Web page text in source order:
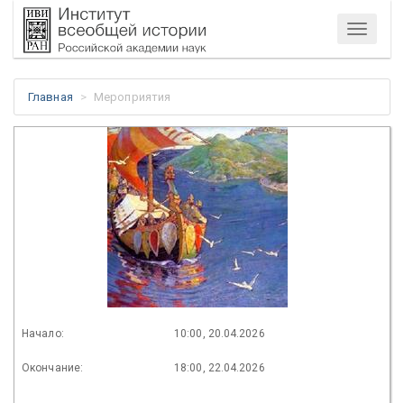
Меню
Главная Мероприятия
Начало: 10:00, 20.04.2026
Окончание: 18:00, 22.04.2026